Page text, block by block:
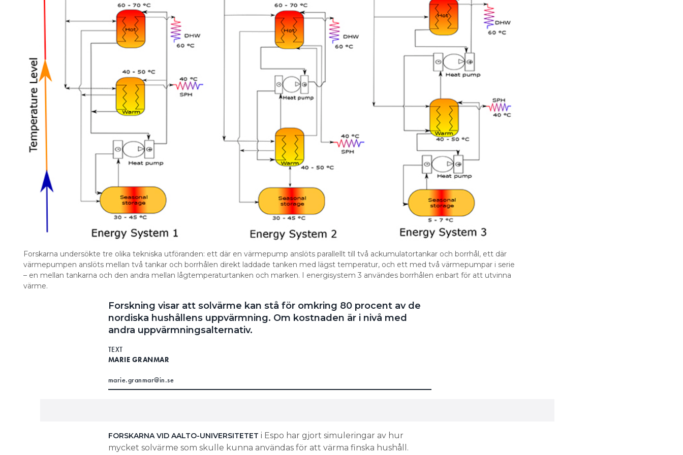
Forskarna undersökte tre olika tekniska utföranden: ett där en värmepump anslöts parallellt till två ackumulatortankar och borrhål, ett där
värmepumpen anslöts mellan två tankar och borrhålen direkt laddade tanken med lägst temperatur, och ett med två värmepumpar i serie
– en mellan tankarna och den andra mellan lågtemperaturtanken och marken. I energisystem 3 användes borrhålen enbart för att utvinna
värme.
Forskning visar att solvärme kan stå för omkring 80 procent av de
nordiska hushållens uppvärmning. Om kostnaden är i nivå med
andra uppvärmningsalternativ.
TEXT
MARIE GRANMAR
marie.granmar@in.se
FORSKARNA VID AALTO-UNIVERSITETET i Espo har gjort simuleringar av hur
mycket solvärme som skulle kunna användas för att värma finska hushåll.